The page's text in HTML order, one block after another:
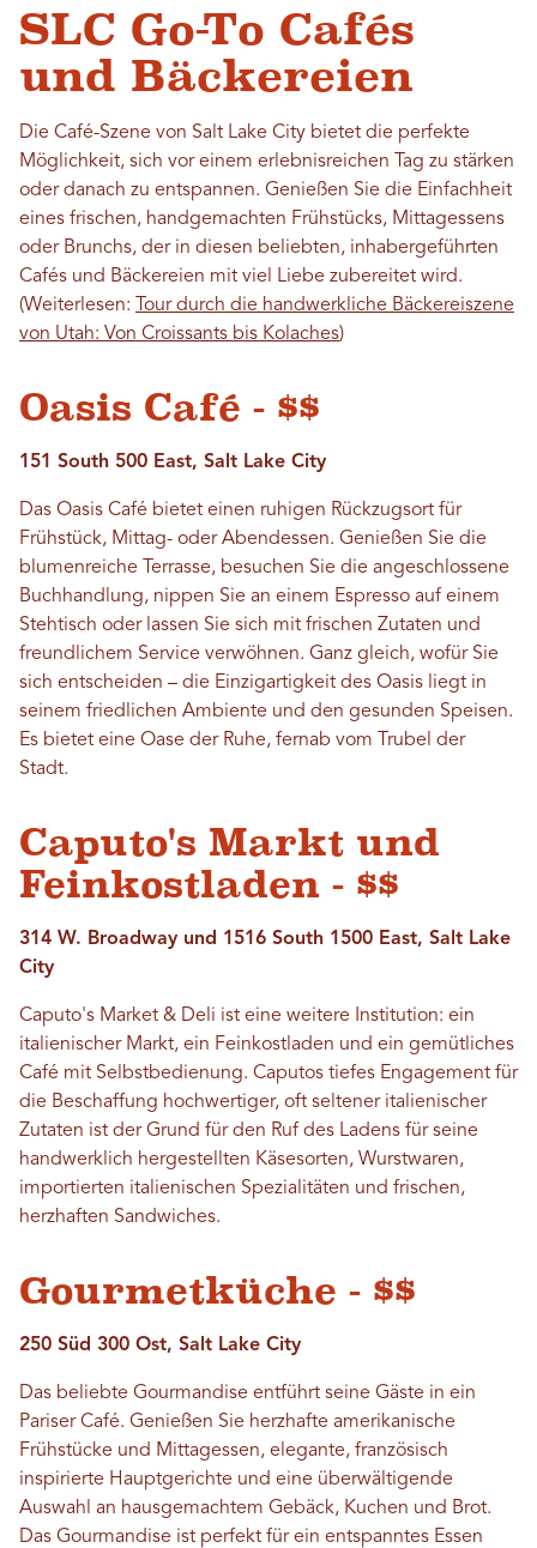
SLC Go-To Cafés
und Bäckereien
Die Café-Szene von Salt Lake City bietet die perfekte
Möglichkeit, sich vor einem erlebnisreichen Tag zu stärken
oder danach zu entspannen. Genießen Sie die Einfachheit
eines frischen, handgemachten Frühstücks, Mittagessens
oder Brunchs, der in diesen beliebten, inhabergeführten
Cafés und Bäckereien mit viel Liebe zubereitet wird.
(Weiterlesen:
Tour durch die handwerkliche Bäckereiszene
von Utah: Von Croissants bis Kolaches)
Oasis Café - $$
151 South 500 East, Salt Lake City
Das Oasis Café bietet einen ruhigen Rückzugsort für
Frühstück, Mittag- oder Abendessen. Genießen Sie die
blumenreiche Terrasse, besuchen Sie die angeschlossene
Buchhandlung, nippen Sie an einem Espresso auf einem
Stehtisch oder lassen Sie sich mit frischen Zutaten und
freundlichem Service verwöhnen. Ganz gleich, wofür Sie
sich entscheiden – die Einzigartigkeit des Oasis liegt in
seinem friedlichen Ambiente und den gesunden Speisen.
Es bietet eine Oase der Ruhe, fernab vom Trubel der
Stadt.
Caputo's Markt und
Feinkostladen - $$
314 W. Broadway und 1516 South 1500 East, Salt Lake
City
Caputo's Market & Deli ist eine weitere Institution: ein
italienischer Markt, ein Feinkostladen und ein gemütliches
Café mit Selbstbedienung. Caputos tiefes Engagement für
die Beschaffung hochwertiger, oft seltener italienischer
Zutaten ist der Grund für den Ruf des Ladens für seine
handwerklich hergestellten Käsesorten, Wurstwaren,
importierten italienischen Spezialitäten und frischen,
herzhaften Sandwiches.
Gourmetküche - $$
250 Süd 300 Ost, Salt Lake City
Das beliebte Gourmandise entführt seine Gäste in ein
Pariser Café. Genießen Sie herzhafte amerikanische
Frühstücke und Mittagessen, elegante, französisch
inspirierte Hauptgerichte und eine überwältigende
Auswahl an hausgemachtem Gebäck, Kuchen und Brot.
Das Gourmandise ist perfekt für ein entspanntes Essen